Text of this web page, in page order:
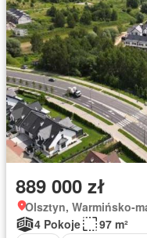
889 000 zł
Olsztyn, Warmińsko-
4 Pokoje
97 m²